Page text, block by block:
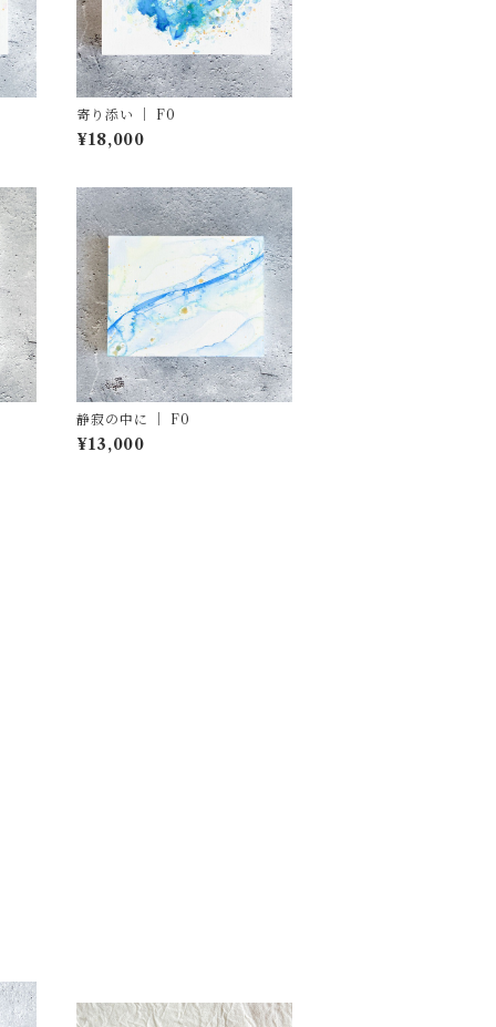
寄り添い ｜ F0
¥18,000
静寂の中に ｜ F0
¥13,000